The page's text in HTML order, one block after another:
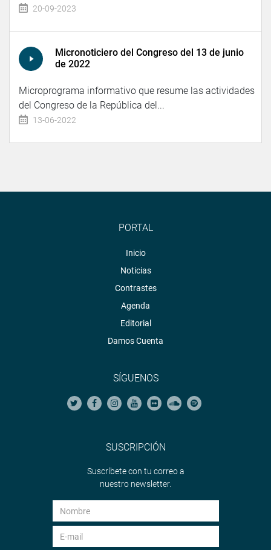
20-09-2023
Micronoticiero del Congreso del 13 de junio
de 2022
Microprograma informativo que resume las actividades
del Congreso de la República del...
13-06-2022
PORTAL
Inicio
Noticias
Contrastes
Agenda
Editorial
Damos Cuenta
SÍGUENOS
SUSCRIPCIÓN
Suscríbete con tu correo a
nuestro newsletter.